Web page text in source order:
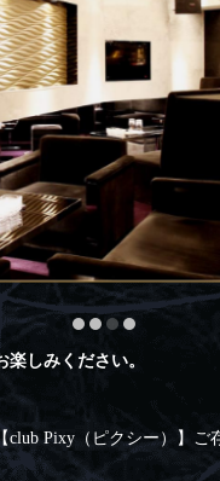
しみください。
Pixy（ピクシー）】ご